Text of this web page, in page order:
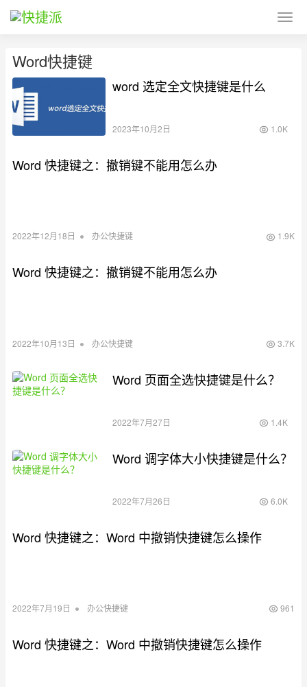
Word快捷键
word 选定全文快捷键是什么
2023年10月2日 1.0K
Word 快捷键之：撤销键不能用怎么办
2022年12月18日 • 办公快捷键 1.9K
Word 快捷键之：撤销键不能用怎么办
2022年10月13日 • 办公快捷键 3.7K
Word 页面全选快捷键是什么？
2022年7月27日 1.4K
Word 调字体大小快捷键是什么？
2022年7月26日 6.0K
Word 快捷键之：Word 中撤销快捷键怎么操作
2022年7月19日 • 办公快捷键 961
Word 快捷键之：Word 中撤销快捷键怎么操作